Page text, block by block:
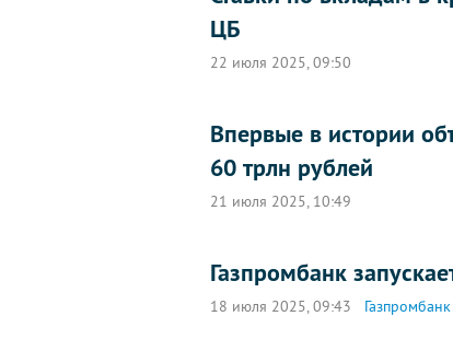
ЦБ
22 июля 2025, 09:50
Впервые в истории
60 трлн рублей
21 июля 2025, 10:49
Газпромбанк
18 июля 2025, 09:43 Газпромбанк